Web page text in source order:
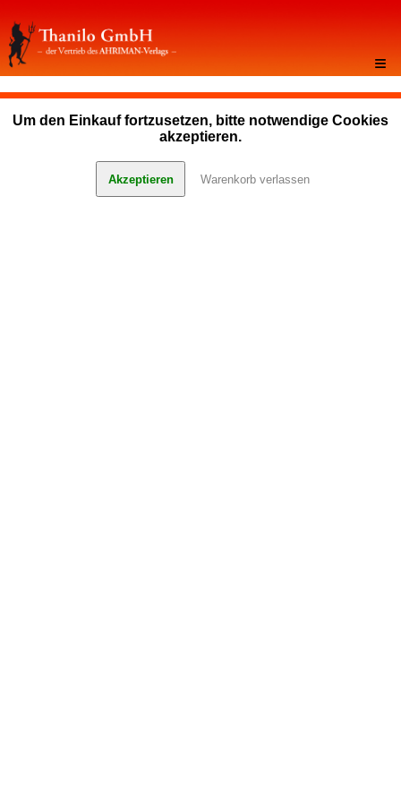
≡
Um den Einkauf fortzusetzen, bitte notwendige Cookies
akzeptieren.
Akzeptieren Warenkorb verlassen